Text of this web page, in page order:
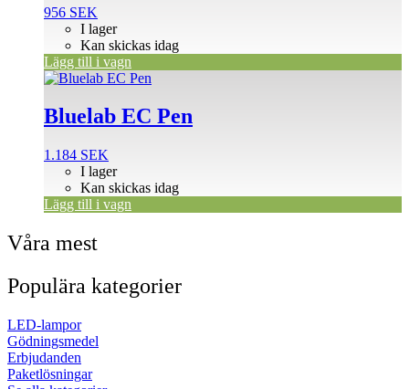
956 SEK
I lager
Kan skickas idag
Lägg till i vagn
Bluelab EC Pen
1.184 SEK
I lager
Kan skickas idag
Lägg till i vagn
Våra mest
Populära kategorier
LED-lampor
Gödningsmedel
Erbjudanden
Paketlösningar